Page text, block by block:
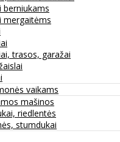
berniukams
mergaitėms
trasos, garažai
vaikams
mašinos
riedlentės
stumdukai